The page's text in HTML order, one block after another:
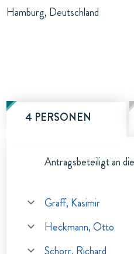
Hamburg, Deutschland
4 PERSONEN
Antragsbeteiligt an
Graff, Kasimir
Heckmann, Otto